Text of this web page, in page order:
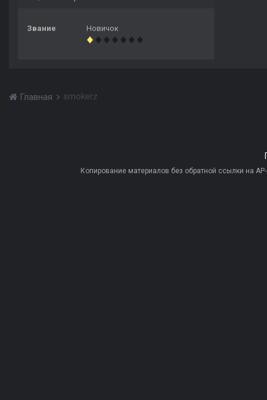
Звание Новичок
Главная smokerz
Копирование материалов без обратной ссылки на